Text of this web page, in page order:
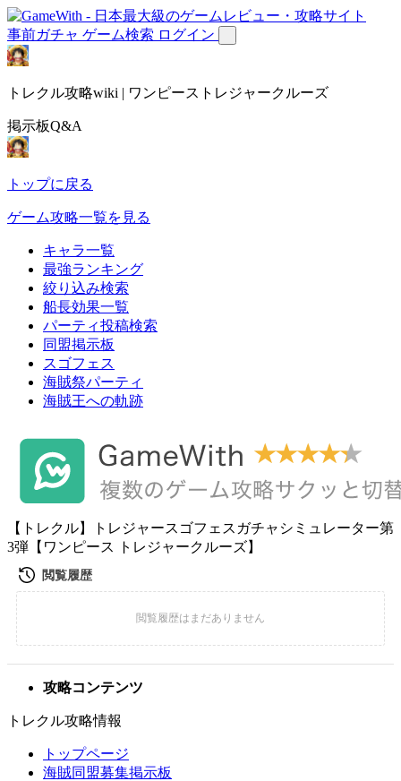
事前ガチャ ゲーム検索 ログイン
トレクル攻略wiki | ワンピーストレジャークルーズ
掲示板Q&A
トップに戻る
ゲーム攻略一覧を見る
キャラ一覧
最強ランキング
絞り込み検索
船長効果一覧
パーティ投稿検索
同盟掲示板
スゴフェス
海賊祭パーティ
海賊王への軌跡
【トレクル】トレジャースゴフェスガチャシミュレーター第
3弾【ワンピース トレジャークルーズ】
攻略コンテンツ
トレクル攻略情報
トップページ
海賊同盟募集掲示板